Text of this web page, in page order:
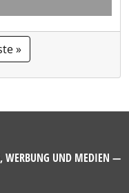
»
WERBUNG UND MEDIEN —